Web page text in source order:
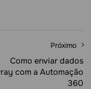
Próximo
Como enviar dados
com a Automação
360